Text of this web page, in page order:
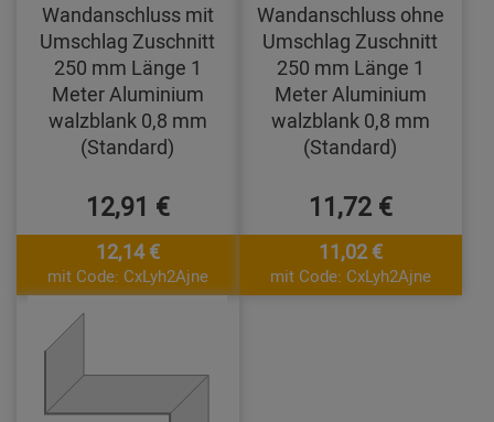
Wandanschluss mit
Umschlag Zuschnitt
250 mm Länge 1
Meter Aluminium
walzblank 0,8 mm
(Standard)
12,91 €
12,14 €
mit Code: CxLyh2Ajne
Wandanschluss ohne
Umschlag Zuschnitt
250 mm Länge 1
Meter Aluminium
walzblank 0,8 mm
(Standard)
11,72 €
11,02 €
mit Code: CxLyh2Ajne